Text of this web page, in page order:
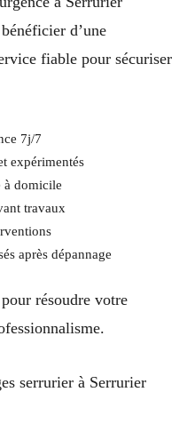
d’une
fiable pour sécuriser
7j/7
expérimentés
à domicile
travaux
après dépannage
résoudre votre
serrurier à Serrurier